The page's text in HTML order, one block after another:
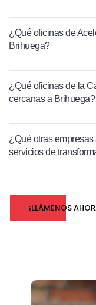
¿Qué oficinas de
Brihuega?
¿Qué oficinas de la
cercanas a Brihuega?
¿Qué otras
servicios de
¡LLÁMENOS